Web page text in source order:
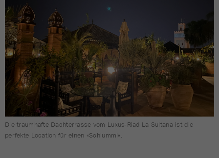
Die traumhafte Dachterrasse vom Luxus-Riad La Sultana ist die
perfekte Location für einen «Schlummi».